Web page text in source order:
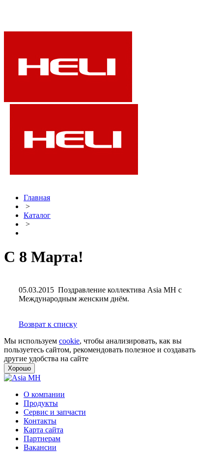
Главная
>
Каталог
>
С 8 Марта!
05.03.2015 Поздравление коллектива Asia MH с
Международным женским днём.
Возврат к списку
Мы используем cookie, чтобы анализировать, как вы
пользуетесь сайтом, рекомендовать полезное и создавать
другие удобства на сайте
Хорошо
О компании
Продукты
Сервис и запчасти
Контакты
Карта сайта
Партнерам
Вакансии